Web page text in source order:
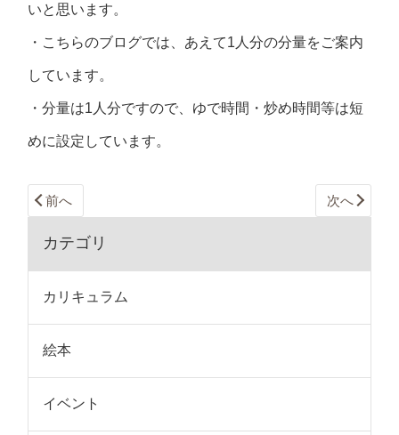
いと思います。
・こちらのブログでは、あえて1人分の分量をご案内
しています。
・分量は1人分ですので、ゆで時間・炒め時間等は短
めに設定しています。
前へ 次へ
カテゴリ
カリキュラム
絵本
イベント